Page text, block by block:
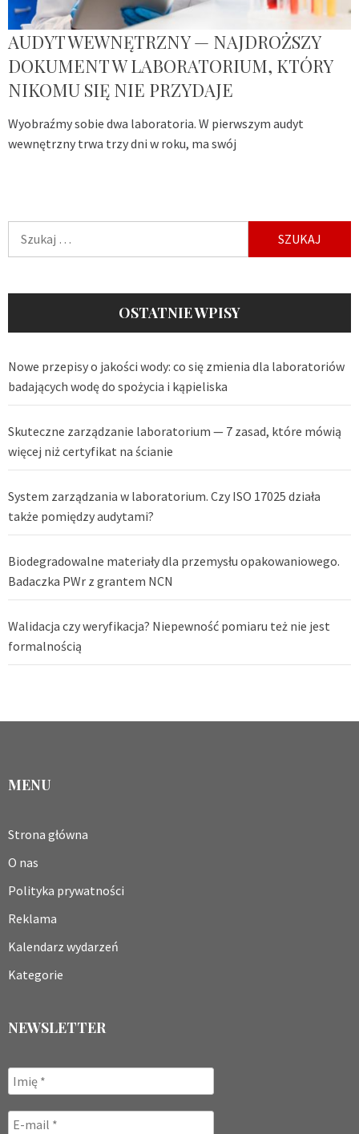
AUDYT WEWNĘTRZNY — NAJDROŻSZY
DOKUMENT W LABORATORIUM, KTÓRY
NIKOMU SIĘ NIE PRZYDAJE
Wyobraźmy sobie dwa laboratoria. W pierwszym audyt
wewnętrzny trwa trzy dni w roku, ma swój
OSTATNIE WPISY
Nowe przepisy o jakości wody: co się zmienia dla laboratoriów
badających wodę do spożycia i kąpieliska
Skuteczne zarządzanie laboratorium — 7 zasad, które mówią
więcej niż certyfikat na ścianie
System zarządzania w laboratorium. Czy ISO 17025 działa
także pomiędzy audytami?
Biodegradowalne materiały dla przemysłu opakowaniowego.
Badaczka PWr z grantem NCN
Walidacja czy weryfikacja? Niepewność pomiaru też nie jest
formalnością
MENU
Strona główna
O nas
Polityka prywatności
Reklama
Kalendarz wydarzeń
Kategorie
NEWSLETTER